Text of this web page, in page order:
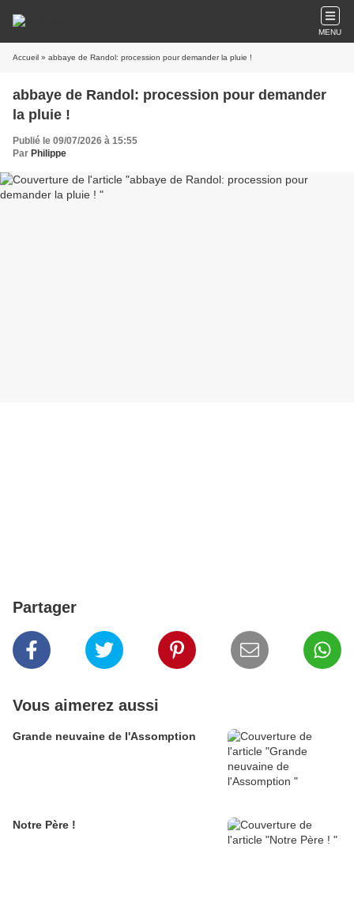
MENU
Accueil » abbaye de Randol: procession pour demander la pluie !
abbaye de Randol: procession pour demander
la pluie !
Publié le 09/07/2026 à 15:55
Par Philippe
Partager
Vous aimerez aussi
Grande neuvaine de l'Assomption
Notre Père !